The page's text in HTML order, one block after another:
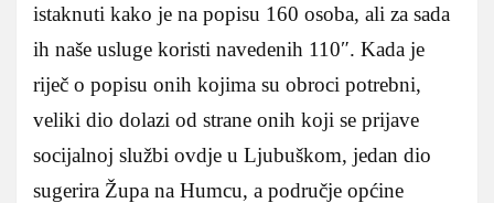
istaknuti kako je na popisu 160 osoba, ali za sada
ih naše usluge koristi navedenih 110″. Kada je
riječ o popisu onih kojima su obroci potrebni,
veliki dio dolazi od strane onih koji se prijave
socijalnoj službi ovdje u Ljubuškom, jedan dio
sugerira Župa na Humcu, a područje općine